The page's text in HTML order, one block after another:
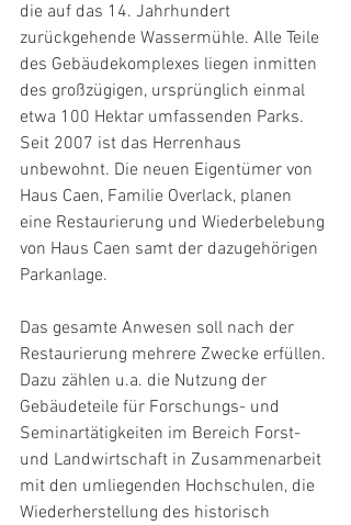
die auf das 14. Jahrhundert
zurückgehende Wassermühle. Alle Teile
des Gebäudekomplexes liegen inmitten
des großzügigen, ursprünglich einmal
etwa 100 Hektar umfassenden Parks.
Seit 2007 ist das Herrenhaus
unbewohnt. Die neuen Eigentümer von
Haus Caen, Familie Overlack, planen
eine Restaurierung und Wiederbelebung
von Haus Caen samt der dazugehörigen
Parkanlage.
Das gesamte Anwesen soll nach der
Restaurierung mehrere Zwecke erfüllen.
Dazu zählen u.a. die Nutzung der
Gebäudeteile für Forschungs- und
Seminartätigkeiten im Bereich Forst-
und Landwirtschaft in Zusammenarbeit
mit den umliegenden Hochschulen, die
Wiederherstellung des historisch